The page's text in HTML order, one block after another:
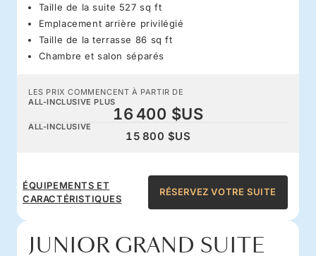
Taille de la suite 527 sq ft
Emplacement arrière privilégié
Taille de la terrasse 86 sq ft
Chambre et salon séparés
LES PRIX COMMENCENT À PARTIR DE
ALL-INCLUSIVE PLUS
16 400 $US
ALL-INCLUSIVE
15 800 $US
ÉQUIPEMENTS ET
CARACTÉRISTIQUES
RÉSERVEZ VOTRE SUITE
JUNIOR GRAND SUITE